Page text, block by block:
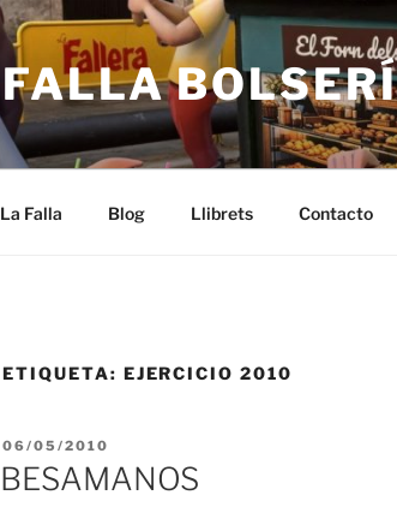
FALLA
La Falla Blog Llibrets Contacto
ETIQUETA: EJERCICIO 2010
PUBLICADO
EL
06/05/2010
BESAMANOS